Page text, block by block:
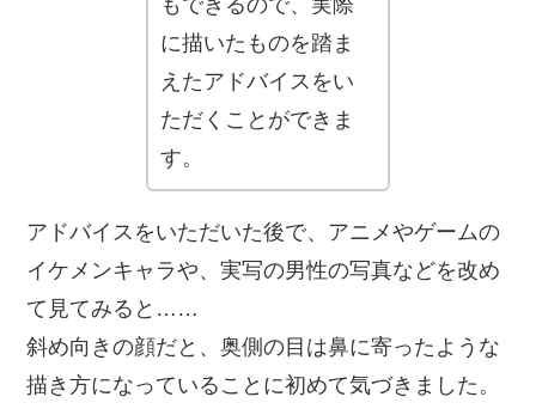
に描いたものを踏ま
えたアドバイスをい
ただくことができま
す。
アドバイスをいただいた後で、アニメやゲームの
イケメンキャラや、実写の男性の写真などを改め
て見てみると……
斜め向きの顔だと、奥側の目は鼻に寄ったような
描き方になっていることに初めて気づきました。